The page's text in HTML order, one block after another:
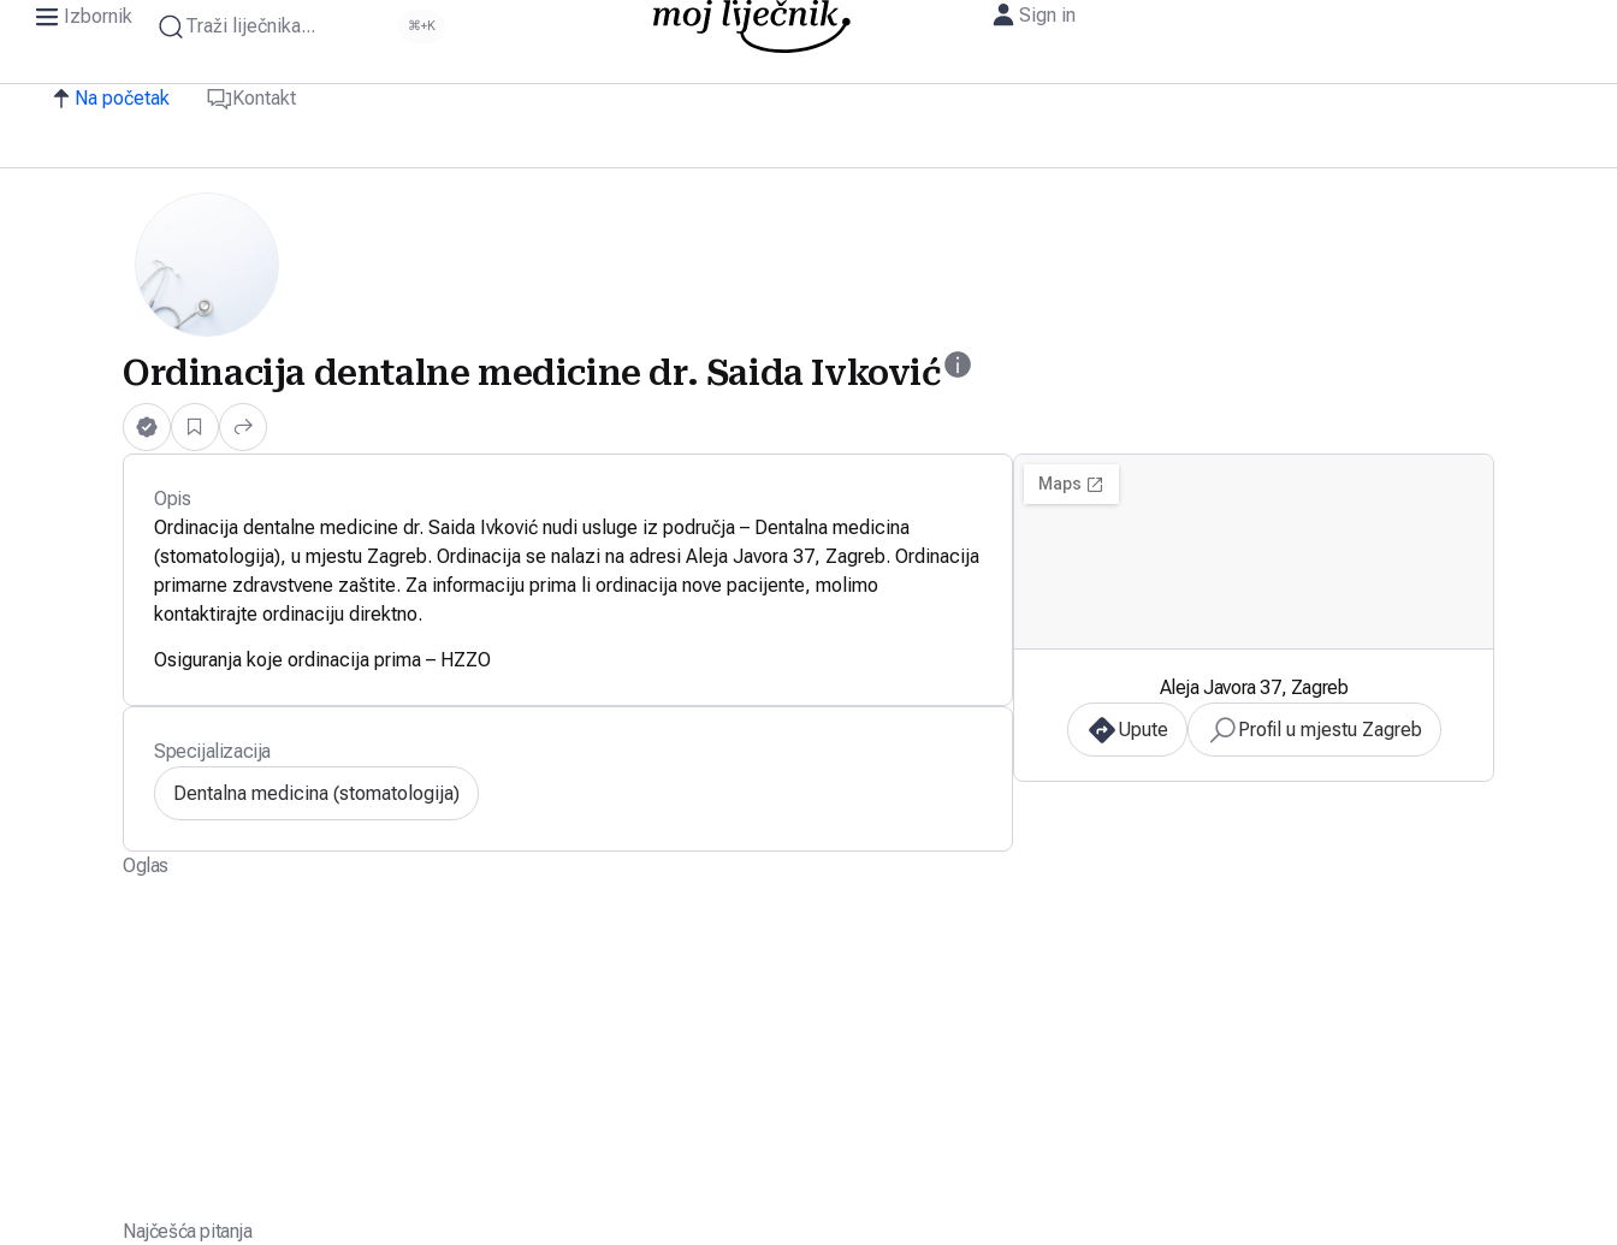
Izbornik Traži liječnika... ⌘+K Sign in
Na početak Kontakt
Ordinacija dentalne medicine dr. Saida Ivković
Opis
Ordinacija dentalne medicine dr. Saida Ivković nudi usluge iz područja – Dentalna medicina
(stomatologija), u mjestu Zagreb. Ordinacija se nalazi na adresi Aleja Javora 37, Zagreb. Ordinacija
primarne zdravstvene zaštite. Za informaciju prima li ordinacija nove pacijente, molimo
kontaktirajte ordinaciju direktno.
Osiguranja koje ordinacija prima – HZZO
Specijalizacija
Dentalna medicina (stomatologija)
Oglas
Aleja Javora 37, Zagreb
Upute
Profil u mjestu Zagreb
Najčešća pitanja